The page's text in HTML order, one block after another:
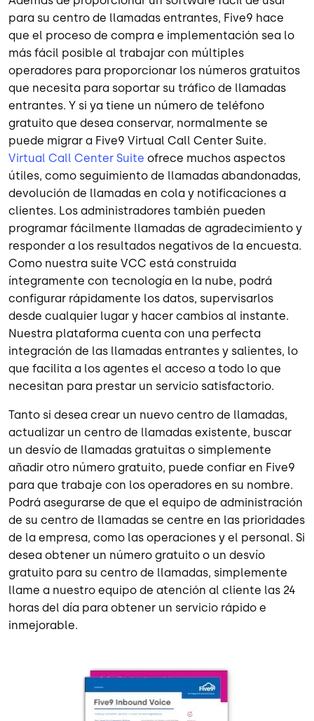
para su centro de llamadas entrantes, Five9 hace
que el proceso de compra e implementación sea lo
más fácil posible al trabajar con múltiples
operadores para proporcionar los números gratuitos
que necesita para soportar su tráfico de llamadas
entrantes. Y si ya tiene un número de teléfono
gratuito que desea conservar, normalmente se
puede migrar a Five9 Virtual Call Center Suite.
Virtual Call Center Suite ofrece muchos aspectos
útiles, como seguimiento de llamadas abandonadas,
devolución de llamadas en cola y notificaciones a
clientes. Los administradores también pueden
programar fácilmente llamadas de agradecimiento y
responder a los resultados negativos de la encuesta.
Como nuestra suite VCC está construida
íntegramente con tecnología en la nube, podrá
configurar rápidamente los datos, supervisarlos
desde cualquier lugar y hacer cambios al instante.
Nuestra plataforma cuenta con una perfecta
integración de las llamadas entrantes y salientes, lo
que facilita a los agentes el acceso a todo lo que
necesitan para prestar un servicio satisfactorio.
Tanto si desea crear un nuevo centro de llamadas,
actualizar un centro de llamadas existente, buscar
un desvío de llamadas gratuitas o simplemente
añadir otro número gratuito, puede confiar en Five9
para que trabaje con los operadores en su nombre.
Podrá asegurarse de que el equipo de administración
de su centro de llamadas se centre en las prioridades
de la empresa, como las operaciones y el personal. Si
desea obtener un número gratuito o un desvío
gratuito para su centro de llamadas, simplemente
llame a nuestro equipo de atención al cliente las 24
horas del día para obtener un servicio rápido e
inmejorable.
Imagen